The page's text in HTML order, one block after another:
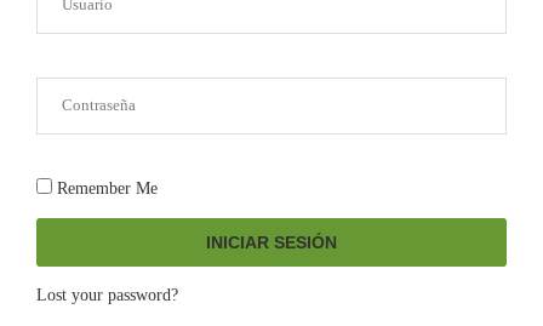
Remember Me
INICIAR SESIÓN
Lost your password?